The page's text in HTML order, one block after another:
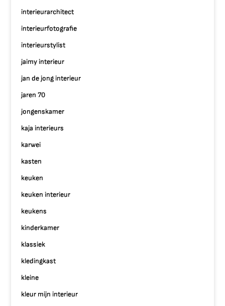
interieurarchitect
interieurfotografie
interieurstylist
jaimy interieur
jan de jong interieur
jaren 70
jongenskamer
kaja interieurs
karwei
kasten
keuken
keuken interieur
keukens
kinderkamer
klassiek
kledingkast
kleine
kleur mijn interieur